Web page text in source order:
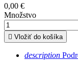
0,00 €
Množstvo
 Vložiť do košíka
description